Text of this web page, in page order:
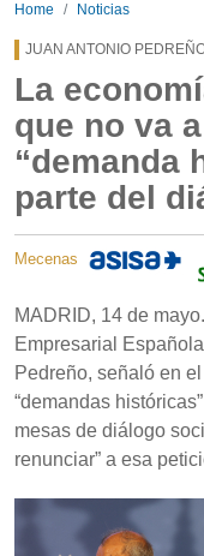
Home Noticias
JUAN ANTONIO
La
que no va
“demanda
parte del
Mecenas
MADRID, 14 de
Empresarial
Pedreño, señaló en
“demandas
mesas de diálogo
renunciar” a esa